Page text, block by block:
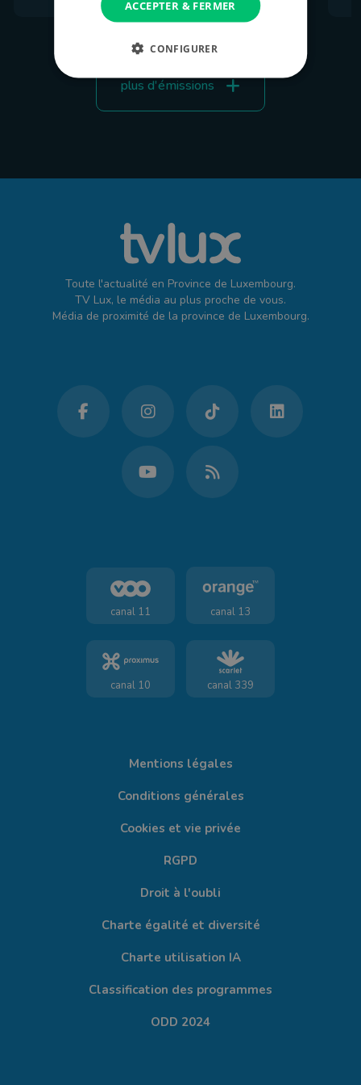
plus d'émissions
Toute l'actualité en Province de Luxembourg.
TV Lux, le média au plus proche de vous.
Média de proximité de la province de Luxembourg.
canal 11 canal 13
canal 10 canal 339
Mentions légales
Conditions générales
Cookies et vie privée
RGPD
Droit à l'oubli
Charte égalité et diversité
Charte utilisation IA
Classification des programmes
ODD 2024
ACCEPTER & FERMER
CONFIGURER